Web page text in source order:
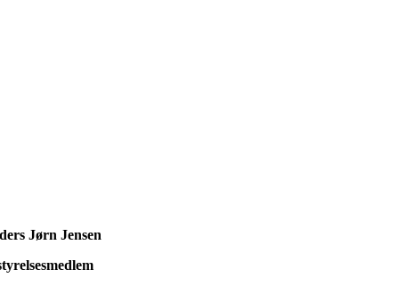
Jørn Jensen